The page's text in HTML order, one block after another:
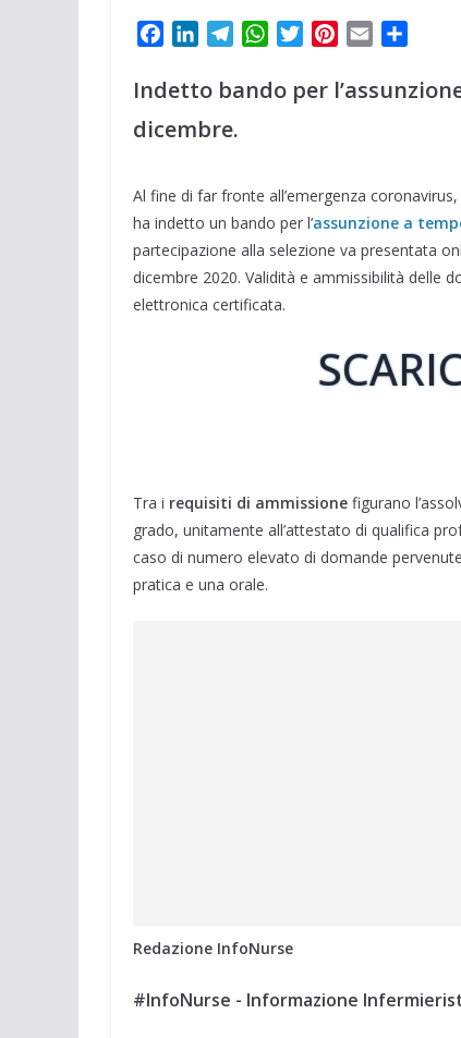
c
b
o
k
n
e
I
n
l
g
a
m
W
a
p
p
i
r
n
e
s
t
a
n
i
d
i
Indetto bando per
dicembre.
Al fine di far fronte all’emergenza coronavirus,
ha indetto un bando per l’assunzione a
partecipazione alla selezione va presentata
dicembre 2020. Validità e ammissibilità delle
elettronica certificata.
Tra i requisiti di ammissione figurano
grado, unitamente all’attestato di qualifica
caso di numero elevato di domande
pratica e una orale.
Redazione InfoNurse
#InfoNurse - Informazione